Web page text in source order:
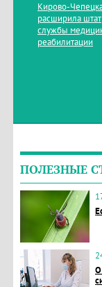
расширила штат
службы
реабилитации
ПОЛЕЗНЫЕ
О